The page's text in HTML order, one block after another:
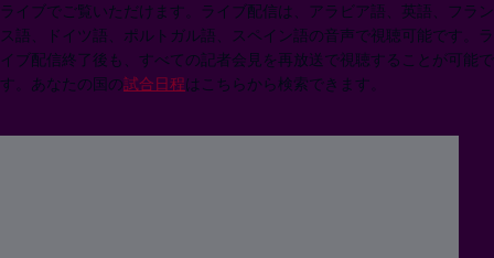
ライブでご覧いただけます。ライブ配信は、アラビア語、英語、フラン
ス語、ドイツ語、ポルトガル語、スペイン語の音声で視聴可能です。ラ
イブ配信終了後も、すべての記者会見を再放送で視聴することが可能で
す。あなたの国の試合日程はこちらから検索できます。